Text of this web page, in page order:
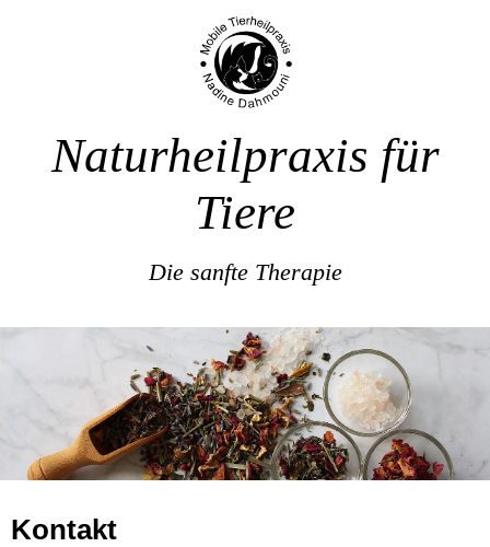
Naturheilpraxis für
Tiere
Die sanfte Therapie
Kontakt